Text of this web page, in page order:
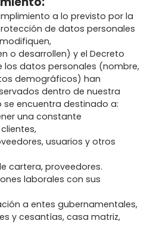
a lo previsto por la
protección de datos personales
o desarrollen) y el Decreto
los datos personales (nombre,
demográficos) han
dentro de nuestra
encuentra destinado a:
una constante
usuarios y otros
cartera, proveedores.
laborales con sus
a entes gubernamentales,
y cesantías, casa matriz,